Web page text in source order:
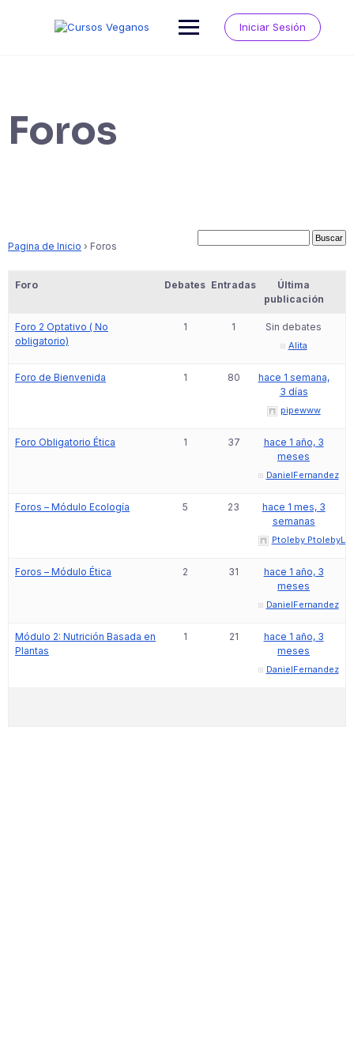
Iniciar Sesión
Foros
Pagina de Inicio › Foros
Foro Debates Entradas
Última
publicación
Foro 2 Optativo ( No
obligatorio)
1 1 Sin debates
Alita
Foro de Bienvenida 1 80
hace 1 semana,
3 días
pipewww
Foro Obligatorio Ética 1 37
hace 1 año, 3
meses
DanielFernandez
Foros – Módulo Ecología 5 23
hace 1 mes, 3
semanas
Ptoleby PtolebyLU
Foros – Módulo Ética 2 31
hace 1 año, 3
meses
DanielFernandez
Módulo 2: Nutrición Basada en
Plantas
1 21
hace 1 año, 3
meses
DanielFernandez